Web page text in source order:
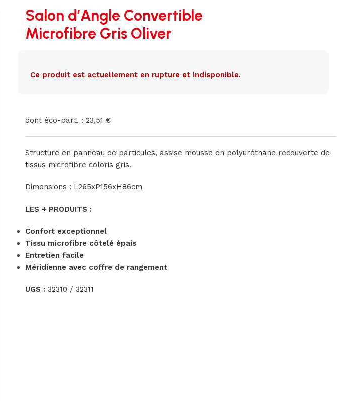
Salon d’Angle Convertible
Microfibre Gris Oliver
Ce produit est actuellement en rupture et indisponible.
dont éco-part. : 23,51 €
Structure en panneau de particules, assise mousse en polyuréthane recouverte de
tissus microfibre coloris gris.
Dimensions : L265xP156xH86cm
LES + PRODUITS :
Confort exceptionnel
Tissu microfibre côtelé épais
Entretien facile
Méridienne avec coffre de rangement
UGS : 32310 / 32311